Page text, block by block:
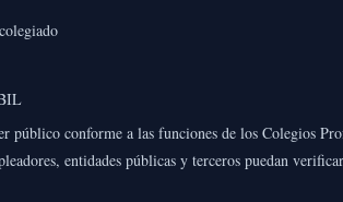
público conforme a las funciones de los Colegios
entidades públicas y terceros puedan